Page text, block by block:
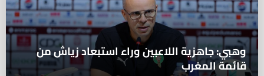
وهبي: جاهزية اللاعبين وراء استبعاد زياش من
قائمة المغرب